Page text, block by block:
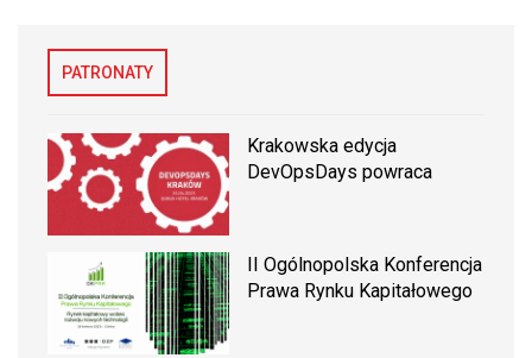
PATRONATY
Krakowska edycja
DevOpsDays powraca
II Ogólnopolska Konferencja
Prawa Rynku Kapitałowego